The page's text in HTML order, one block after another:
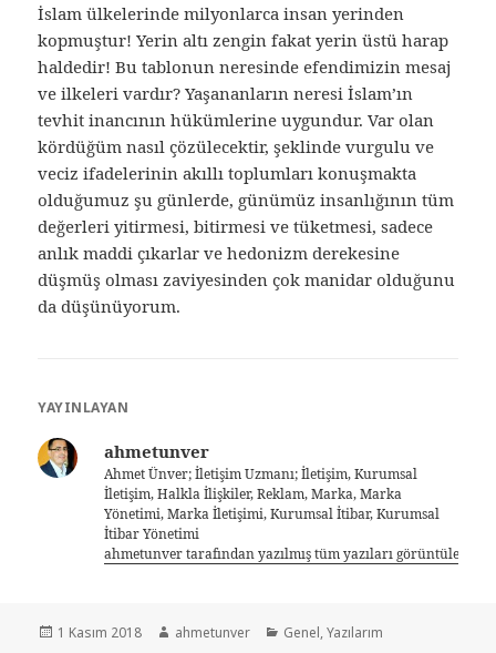
İslam ülkelerinde milyonlarca insan yerinden
kopmuştur! Yerin altı zengin fakat yerin üstü harap
haldedir! Bu tablonun neresinde efendimizin mesaj
ve ilkeleri vardır? Yaşananların neresi İslam’ın
tevhit inancının hükümlerine uygundur. Var olan
kördüğüm nasıl çözülecektir, şeklinde vurgulu ve
veciz ifadelerinin akıllı toplumları konuşmakta
olduğumuz şu günlerde, günümüz insanlığının tüm
değerleri yitirmesi, bitirmesi ve tüketmesi, sadece
anlık maddi çıkarlar ve hedonizm derekesine
düşmüş olması zaviyesinden çok manidar olduğunu
da düşünüyorum.
YAYINLAYAN
ahmetunver
Ahmet Ünver; İletişim Uzmanı; İletişim, Kurumsal
İletişim, Halkla İlişkiler, Reklam, Marka, Marka
Yönetimi, Marka İletişimi, Kurumsal İtibar, Kurumsal
İtibar Yönetimi
ahmetunver tarafından yazılmış tüm yazıları görüntüle
1 Kasım 2018 ahmetunver Genel,Yazılarım